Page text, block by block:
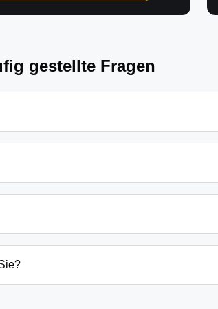
gestellte Fragen
Preise bei 69€ tagsüber für einfache
auch schneller.
Möglichkeit besteht, müssen wir das